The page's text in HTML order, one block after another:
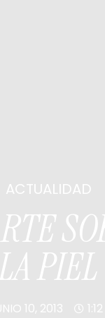
ACTUALIDAD
PIEL
10, 2013